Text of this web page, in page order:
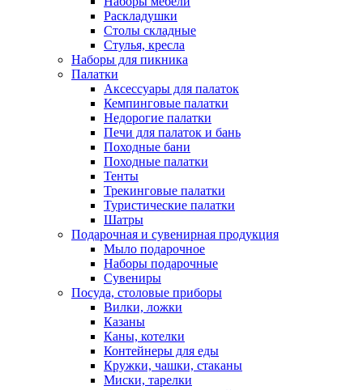
Раскладушки
Столы складные
Стулья, кресла
Наборы для пикника
Палатки
Аксессуары для палаток
Кемпинговые палатки
Недорогие палатки
Печи для палаток и бань
Походные бани
Походные палатки
Тенты
Трекинговые палатки
Туристические палатки
Шатры
Подарочная и сувенирная продукция
Мыло подарочное
Наборы подарочные
Сувениры
Посуда, столовые приборы
Вилки, ложки
Казаны
Каны, котелки
Контейнеры для еды
Кружки, чашки, стаканы
Миски, тарелки